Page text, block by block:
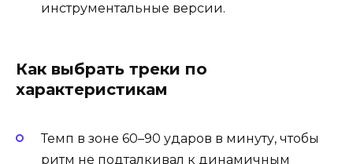
инструментальные версии.
Как выбрать треки по
характеристикам
Темп в зоне 60–90 ударов в минуту, чтобы
ритм не подталкивал к динамичным